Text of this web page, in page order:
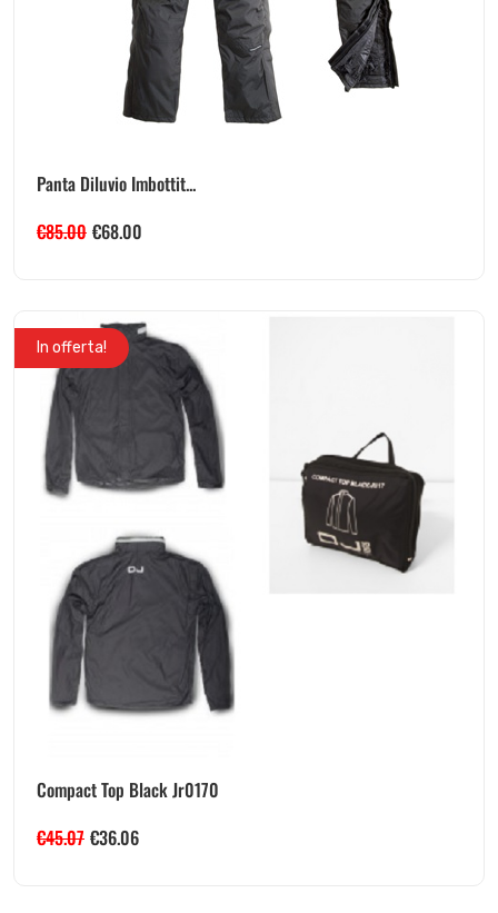
Panta Diluvio Imbottit...
€85.00 €68.00
In offerta!
Compact Top Black Jr0170
€45.07 €36.06